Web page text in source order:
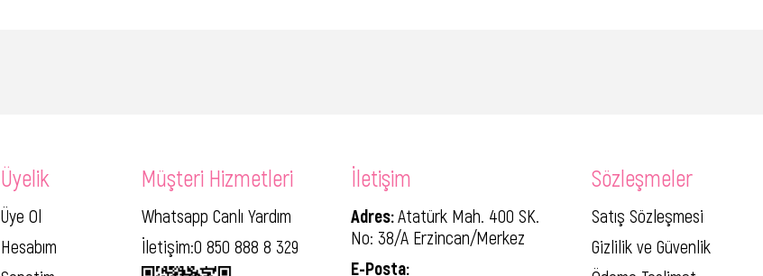
Üyelik
Üye Ol
Hesabım
Müşteri Hizmetleri
Whatsapp Canlı Yardım
İletişim:0 850 888 8 329
İletişim
Adres:Atatürk Mah. 400 SK.
No: 38/A Erzincan/Merkez
E-Posta:
Sözleşmeler
Satış Sözleşmesi
Gizlilik ve Güvenlik